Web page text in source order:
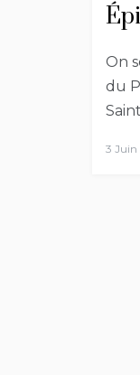
On
du
3 Juin